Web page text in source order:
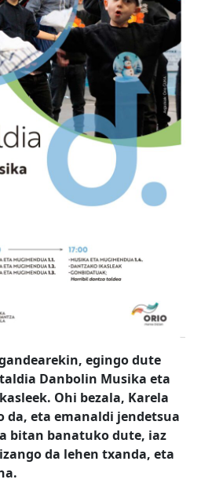
egingo dute
Danbolin Musika eta
Ohi bezala, Karela
da, eta emanaldi jendetsua
bitan banatuko dute, iaz
da lehen txanda, eta